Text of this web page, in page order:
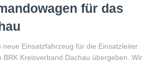
für das
neue Einsatzfahrzeug für die Einsatzleiter
BRK Kreisverband Dachau übergeben. Wir